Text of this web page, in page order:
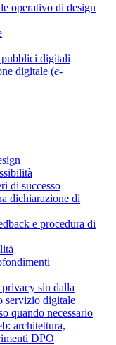
operativo di design
pubblici digitali
digitale (e-
di successo
dichiarazione di
e procedura di
sin dalla
servizio digitale
quando necessario
architettura,
DPO